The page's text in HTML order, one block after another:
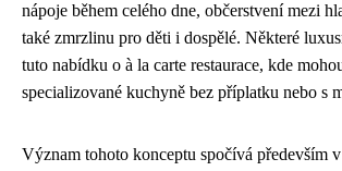
nápoje během celého dne, občerstvení mezi
také zmrzlinu pro děti i dospělé. Některé
tuto nabídku o à la carte restaurace, kde
specializované kuchyně bez příplatku nebo s
Význam tohoto konceptu spočívá především v